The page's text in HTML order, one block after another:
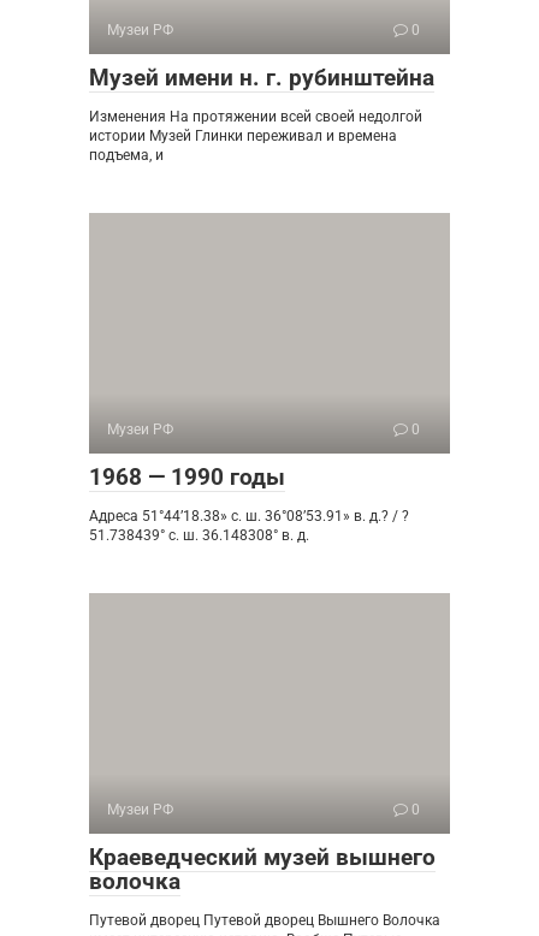
Музеи РФ 0
Музей имени н. г. рубинштейна
Изменения На протяжении всей своей недолгой
истории Музей Глинки переживал и времена
подъема, и
Музеи РФ 0
1968 — 1990 годы
Адреса 51°44’18.38» с. ш. 36°08’53.91» в. д.? / ?
51.738439° с. ш. 36.148308° в. д.
Музеи РФ 0
Краеведческий музей вышнего
волочка
Путевой дворец Путевой дворец Вышнего Волочка